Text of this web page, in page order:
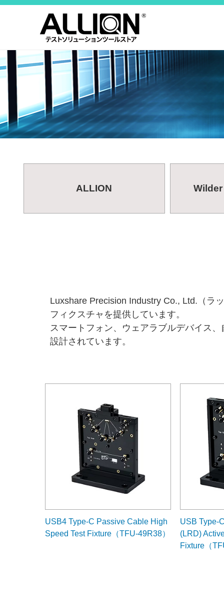
ALLION
Luxshare Precision Industry Co., Ltd.（ラ
フィクスチャを提供しています。
スマートフォン、ウェアラブルデバイス
設計されています。
USB4 Type-C Passive Cable High
Speed Test Fixture（TFU-49R38）
USB Type-
(LRD)
Fixture（